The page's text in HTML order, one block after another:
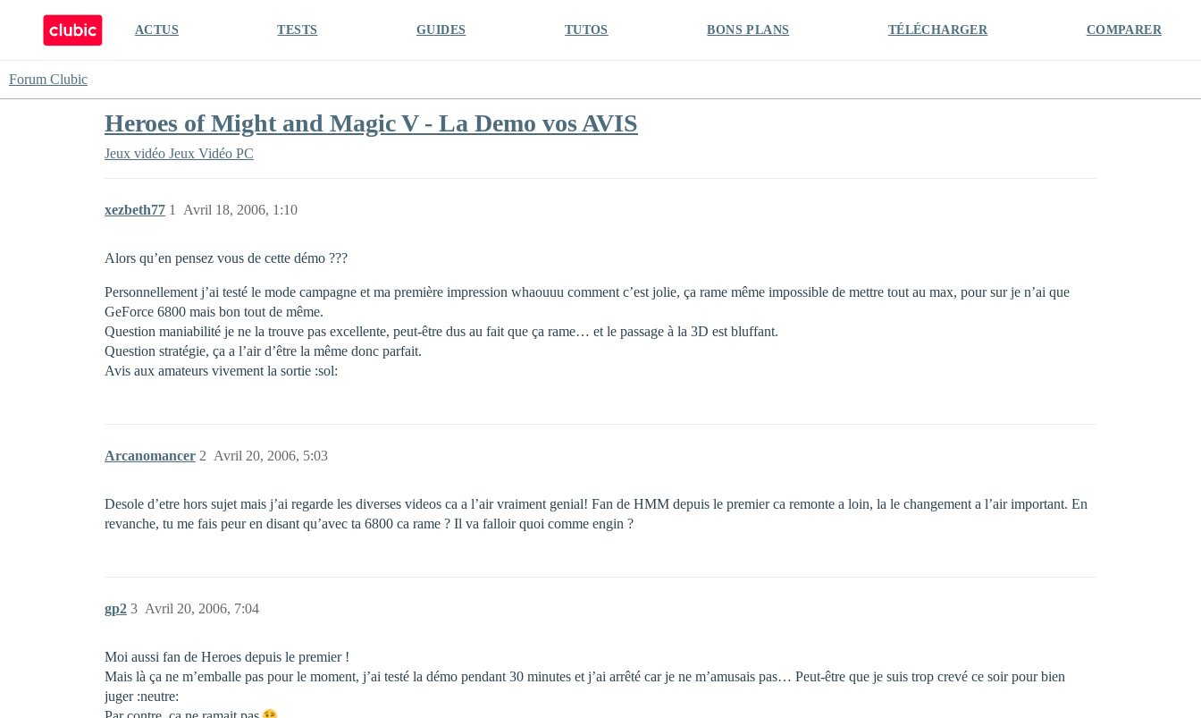
ACTUS TESTS GUIDES TUTOS BONS PLANS TÉLÉCHARGER COMPARER
Forum Clubic
Heroes of Might and Magic V - La Demo vos AVIS
Jeux vidéo Jeux Vidéo PC
xezbeth77 Avril 18, 2006, 1:10
1
Alors qu’en pensez vous de cette démo ???
Personnellement j’ai testé le mode campagne et ma première impression whaouuu comment c’est jolie, ça rame même impossible de mettre tout au max, pour sur je n’ai que
GeForce 6800 mais bon tout de même.
Question maniabilité je ne la trouve pas excellente, peut-être dus au fait que ça rame… et le passage à la 3D est bluffant.
Question stratégie, ça a l’air d’être la même donc parfait.
Avis aux amateurs vivement la sortie :sol:
Arcanomancer Avril 20, 2006, 5:03
2
Desole d’etre hors sujet mais j’ai regarde les diverses videos ca a l’air vraiment genial! Fan de HMM depuis le premier ca remonte a loin, la le changement a l’air important. En
revanche, tu me fais peur en disant qu’avec ta 6800 ca rame ? Il va falloir quoi comme engin ?
gp2 Avril 20, 2006, 7:04
3
Moi aussi fan de Heroes depuis le premier !
Mais là ça ne m’emballe pas pour le moment, j’ai testé la démo pendant 30 minutes et j’ai arrêté car je ne m’amusais pas… Peut-être que je suis trop crevé ce soir pour bien
juger :neutre: